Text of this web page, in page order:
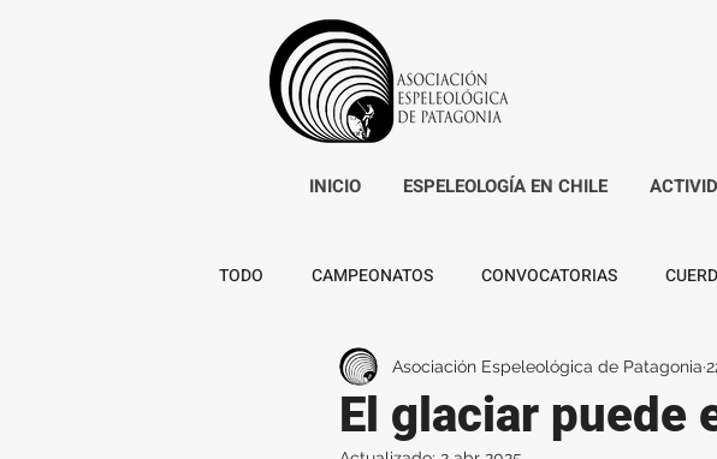
INICIO ESPELEOLOGÍA EN CHILE
TODO CAMPEONATOS CONVOCATORIAS
El glaciar puede
Asociación Espeleológica de Patagonia